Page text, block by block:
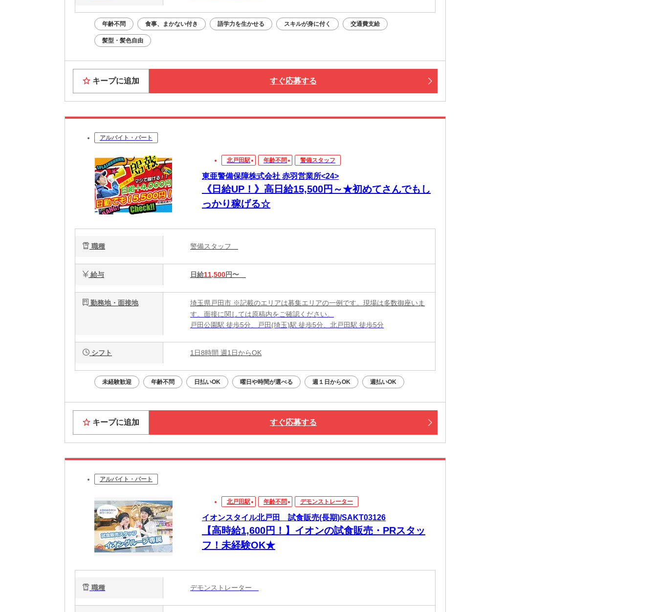
年齢不問 食事、まかない付き 語学力を生かせる スキルが身に付く 交通費支給
髪型・髪色自由
キープに追加 すぐ応募する
アルバイト・パート
北戸田駅 年齢不問 警備スタッフ
東亜警備保障株式会社 赤羽営業所<24>
《日給UP！》高日給15,500円～★初めてさんでもし
っかり稼げる☆
職種 警備スタッフ
給与 日給11,500円〜
勤務地・面接地
埼玉県戸田市 ※記載のエリアは募集エリアの一例です。現場は多数御座いま
す。面接に関しては原稿内をご確認ください。
戸田公園駅 徒歩5分、戸田(埼玉)駅 徒歩5分、北戸田駅 徒歩5分
シフト 1日8時間 週1日からOK
未経験歓迎 年齢不問 日払いOK 曜日や時間が選べる 週１日からOK 週払いOK
キープに追加 すぐ応募する
アルバイト・パート
北戸田駅 年齢不問 デモンストレーター
イオンスタイル北戸田 試食販売(長期)/SAKT03126
【高時給1,600円！】イオンの試食販売・PRスタッ
フ！未経験OK★
職種 デモンストレーター